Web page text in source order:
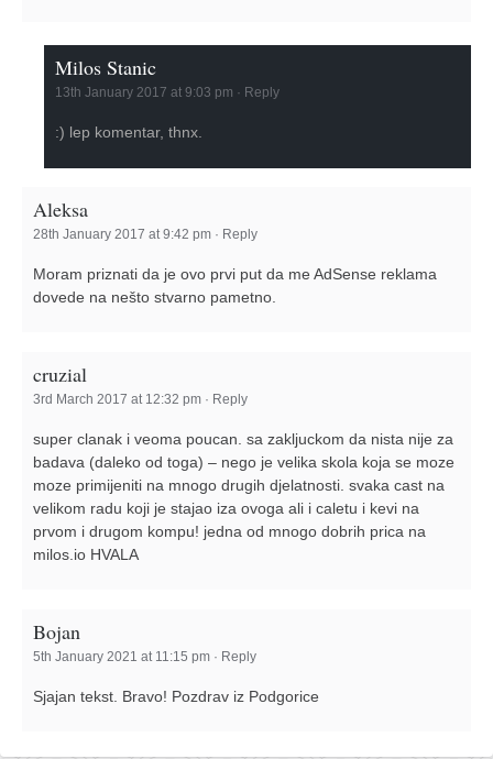
Milos Stanic
13th January 2017 at 9:03 pm · Reply
:) lep komentar, thnx.
Aleksa
28th January 2017 at 9:42 pm · Reply
Moram priznati da je ovo prvi put da me AdSense reklama
dovede na nešto stvarno pametno.
cruzial
3rd March 2017 at 12:32 pm · Reply
super clanak i veoma poucan. sa zakljuckom da nista nije za
badava (daleko od toga) – nego je velika skola koja se moze
moze primijeniti na mnogo drugih djelatnosti. svaka cast na
velikom radu koji je stajao iza ovoga ali i caletu i kevi na
prvom i drugom kompu! jedna od mnogo dobrih prica na
milos.io HVALA
Bojan
5th January 2021 at 11:15 pm · Reply
Sjajan tekst. Bravo! Pozdrav iz Podgorice